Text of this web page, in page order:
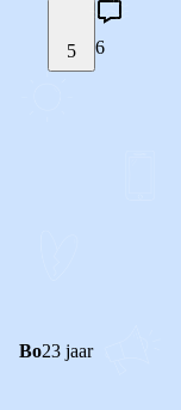
5 6
Bo23 jaar